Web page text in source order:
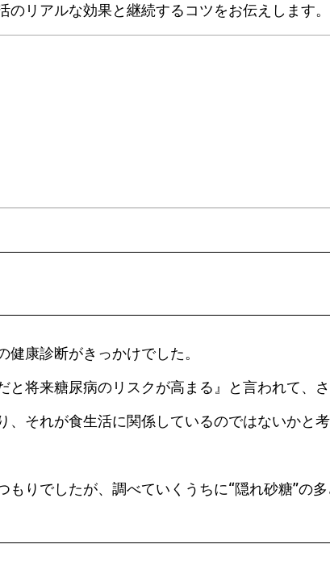
リアルな効果と継続するコツをお伝えします。
康診断がきっかけでした。
と将来糖尿病のリスクが高まる』と言われて、
それが食生活に関係しているのではないかと考
もりでしたが、調べていくうちに“隠れ砂糖”の